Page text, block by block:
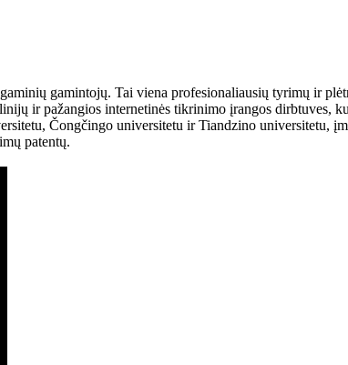
gamintojų. Tai viena profesionaliausių tyrimų ir
ir pažangios internetinės tikrinimo įrangos dirbtuves,
Čongčingo universitetu ir Tiandzino universitetu,
patentų.